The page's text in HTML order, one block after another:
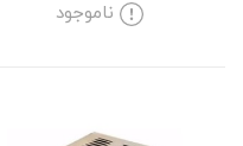
ناموجود